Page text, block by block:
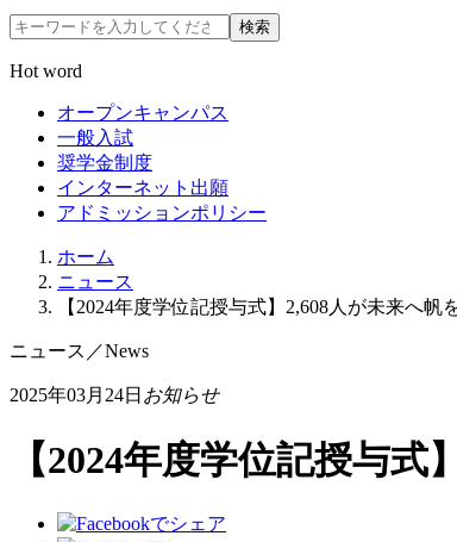
検索
Hot word
オープンキャンパス
一般入試
奨学金制度
インターネット出願
アドミッションポリシー
ホーム
ニュース
【2024年度学位記授与式】2,608人が未来へ帆
ニュース ／News
2025年03月24日 お知らせ
【2024年度学位記授与